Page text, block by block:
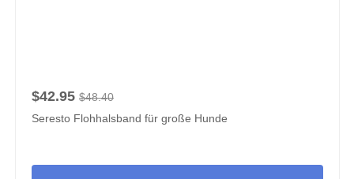
$42.95 $48.40
Seresto Flohhalsband für große Hunde